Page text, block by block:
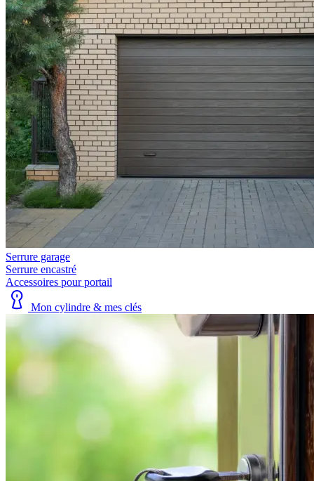
Serrure garage
Serrure encastré
Accessoires pour portail
Mon cylindre & mes clés